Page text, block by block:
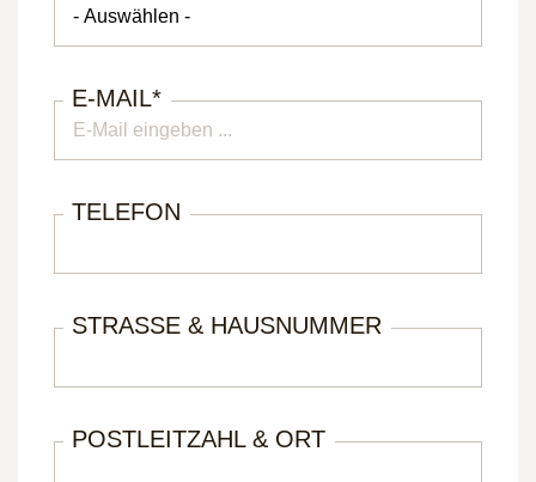
E-MAIL*
TELEFON
STRASSE & HAUSNUMMER
POSTLEITZAHL & ORT